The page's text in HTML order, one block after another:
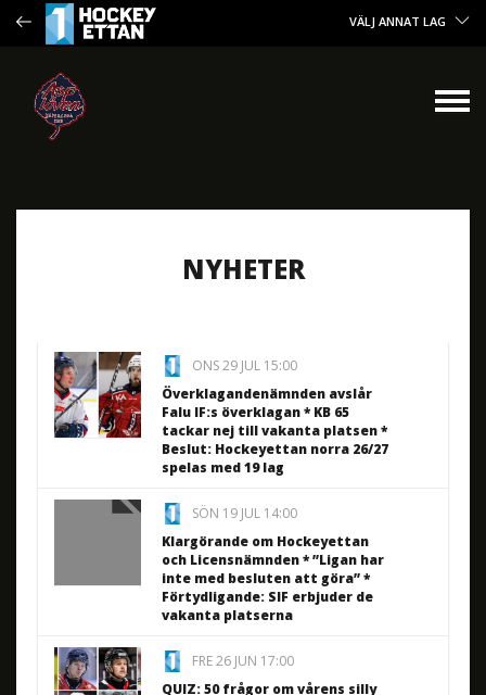
VÄLJ ANNAT LAG
NYHETER
ONS 29 JUL 15:00
Överklagandenämnden avslår
Falu IF:s överklagan * KB 65
tackar nej till vakanta platsen *
Beslut: Hockeyettan norra 26/27
spelas med 19 lag
SÖN 19 JUL 14:00
Klargörande om Hockeyettan
och Licensnämnden * ”Ligan har
inte med besluten att göra” *
Förtydligande: SIF erbjuder de
vakanta platserna
FRE 26 JUN 17:00
QUIZ: 50 frågor om vårens silly